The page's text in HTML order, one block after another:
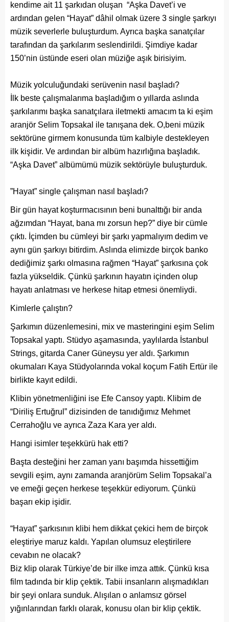
kendime ait 11 şarkıdan oluşan “Aşka Davet’i ve
ardından gelen “Hayat” dâhil olmak üzere 3 single şarkıyı
müzik severlerle buluşturdum. Ayrıca başka sanatçılar
tarafından da şarkılarım seslendirildi. Şimdiye kadar
150’nin üstünde eseri olan müziğe aşık birisiyim.
Müzik yolculuğundaki serüvenin nasıl başladı?
İlk beste çalışmalarıma başladığım o yıllarda aslında
şarkılarımı başka sanatçılara iletmekti amacım ta ki eşim
aranjör Selim Topsakal ile tanışana dek. O,beni müzik
sektörüne girmem konusunda tüm kalbiyle destekleyen
ilk kişidir. Ve ardından bir albüm hazırlığına başladık.
“Aşka Davet” albümümü müzik sektörüyle buluşturduk.
”Hayat” single çalışman nasıl başladı?
Bir gün hayat koşturmacısının beni bunalttığı bir anda
ağzımdan “Hayat, bana mı zorsun hep?” diye bir cümle
çıktı. İçimden bu cümleyi bir şarkı yapmalıyım dedim ve
aynı gün şarkıyı bitirdim. Aslında elimizde birçok banko
dediğimiz şarkı olmasına rağmen “Hayat” şarkısına çok
fazla yükseldik. Çünkü şarkının hayatın içinden olup
hayatı anlatması ve herkese hitap etmesi önemliydi.
Kimlerle çalıştın?
Şarkımın düzenlemesini, mix ve masteringini eşim Selim
Topsakal yaptı. Stüdyo aşamasında, yaylılarda İstanbul
Strings, gitarda Caner Güneysu yer aldı. Şarkımın
okumaları Kaya Stüdyolarında vokal koçum Fatih Ertür ile
birlikte kayıt edildi.
Klibin yönetmenliğini ise Efe Cansoy yaptı. Klibim de
“Diriliş Ertuğrul” dizisinden de tanıdığımız Mehmet
Cerrahoğlu ve ayrıca Zaza Kara yer aldı.
Hangi isimler teşekkürü hak etti?
Başta desteğini her zaman yanı başımda hissettiğim
sevgili eşim, aynı zamanda aranjörüm Selim Topsakal’a
ve emeği geçen herkese teşekkür ediyorum. Çünkü
başarı ekip işidir.
“Hayat” şarkısının klibi hem dikkat çekici hem de birçok
eleştiriye maruz kaldı. Yapılan olumsuz eleştirilere
cevabın ne olacak?
Biz klip olarak Türkiye’de bir ilke imza attık. Çünkü kısa
film tadında bir klip çektik. Tabii insanların alışmadıkları
bir şeyi onlara sunduk. Alışılan o anlamsız görsel
yığınlarından farklı olarak, konusu olan bir klip çektik.